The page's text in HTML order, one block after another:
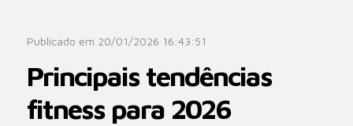
Publicado em 20/01/2026 16:43:51
Principais tendências
fitness para 2026